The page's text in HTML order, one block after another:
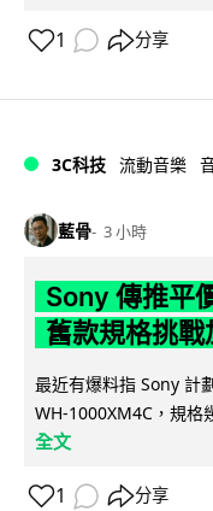
1 分享
3C科技 流動音樂
藍骨 3 小時
Sony 傳推平
舊款規格挑戰
最近有爆料指 Sony 計
WH-1000XM4C，規格
全文
1 分享